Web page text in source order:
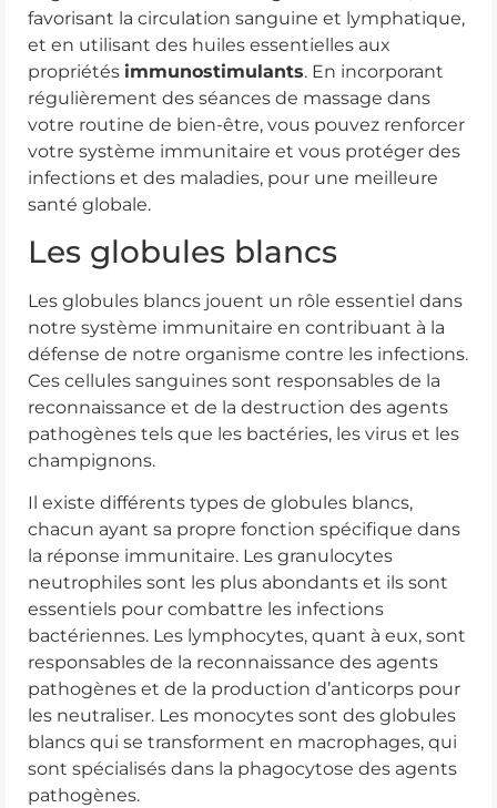
favorisant la circulation sanguine et lymphatique,
et en utilisant des huiles essentielles aux
propriétés immunostimulants. En incorporant
régulièrement des séances de massage dans
votre routine de bien-être, vous pouvez renforcer
votre système immunitaire et vous protéger des
infections et des maladies, pour une meilleure
santé globale.
Les globules blancs
Les globules blancs jouent un rôle essentiel dans
notre système immunitaire en contribuant à la
défense de notre organisme contre les infections.
Ces cellules sanguines sont responsables de la
reconnaissance et de la destruction des agents
pathogènes tels que les bactéries, les virus et les
champignons.
Il existe différents types de globules blancs,
chacun ayant sa propre fonction spécifique dans
la réponse immunitaire. Les granulocytes
neutrophiles sont les plus abondants et ils sont
essentiels pour combattre les infections
bactériennes. Les lymphocytes, quant à eux, sont
responsables de la reconnaissance des agents
pathogènes et de la production d’anticorps pour
les neutraliser. Les monocytes sont des globules
blancs qui se transforment en macrophages, qui
sont spécialisés dans la phagocytose des agents
pathogènes.